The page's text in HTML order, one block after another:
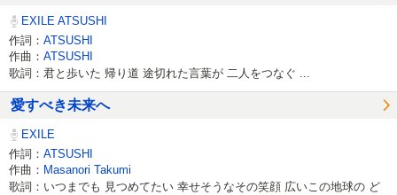
EXILE ATSUSHI
作詞： ATSUSHI
作曲： ATSUSHI
歌詞：君と歩いた 帰り道 途切れた言葉が 二人をつなぐ ...
愛すべき未来へ
EXILE
作詞： ATSUSHI
作曲： Masanori Takumi
歌詞：いつまでも 見つめてたい 幸せそうなその笑顔 広いこの地球の ど